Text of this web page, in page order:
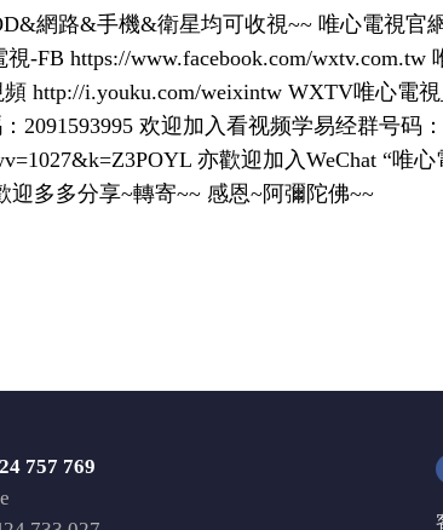
網路&手機&衛星均可收視~~ 唯心電視官
FB https://www.facebook.com/wxtv.com.tw
頻 http://i.youku.com/weixintw WXTV唯心電
2091593995 欢迎加入看视频学易经群号码
亦歡迎加入WeChat “唯
迎多多分享~轉寄~~ 感恩~阿彌陀佛~~
757 769